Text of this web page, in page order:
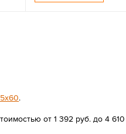
.
от 1 392 руб. до 4 610